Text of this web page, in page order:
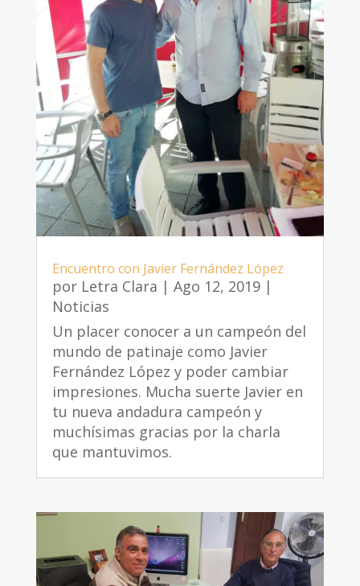
Encuentro con Javier Fernández López
por Letra Clara | Ago 12, 2019|
Noticias
Un placer conocer a un campeón del
mundo de patinaje como Javier
Fernández López y poder cambiar
impresiones. Mucha suerte Javier en
tu nueva andadura campeón y
muchísimas gracias por la charla
que mantuvimos.